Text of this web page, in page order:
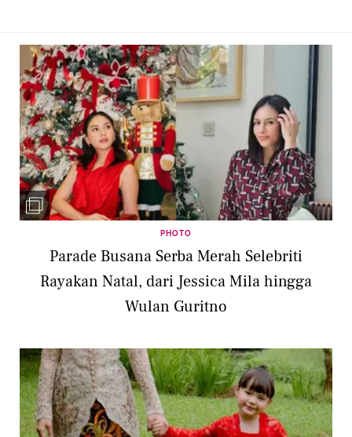
PHOTO
Parade Busana Serba Merah Selebriti
Rayakan Natal, dari Jessica Mila hingga
Wulan Guritno